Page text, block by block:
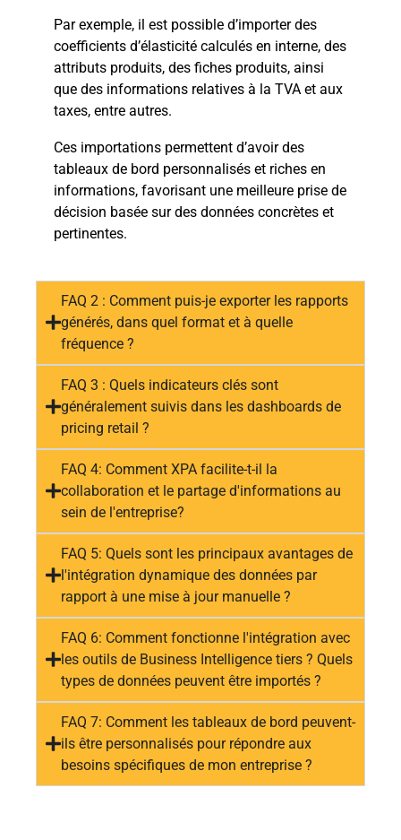
Par exemple, il est possible d’importer des
coefficients d’élasticité calculés en interne, des
attributs produits, des fiches produits, ainsi
que des informations relatives à la TVA et aux
taxes, entre autres.
Ces importations permettent d’avoir des
tableaux de bord personnalisés et riches en
informations, favorisant une meilleure prise de
décision basée sur des données concrètes et
pertinentes.
FAQ 2 : Comment puis-je exporter les rapports
générés, dans quel format et à quelle
fréquence ?
FAQ 3 : Quels indicateurs clés sont
généralement suivis dans les dashboards de
pricing retail ?
FAQ 4: Comment XPA facilite-t-il la
collaboration et le partage d'informations au
sein de l'entreprise?
FAQ 5: Quels sont les principaux avantages de
l'intégration dynamique des données par
rapport à une mise à jour manuelle ?
FAQ 6: Comment fonctionne l'intégration avec
les outils de Business Intelligence tiers ? Quels
types de données peuvent être importés ?
FAQ 7: Comment les tableaux de bord peuvent-
ils être personnalisés pour répondre aux
besoins spécifiques de mon entreprise ?